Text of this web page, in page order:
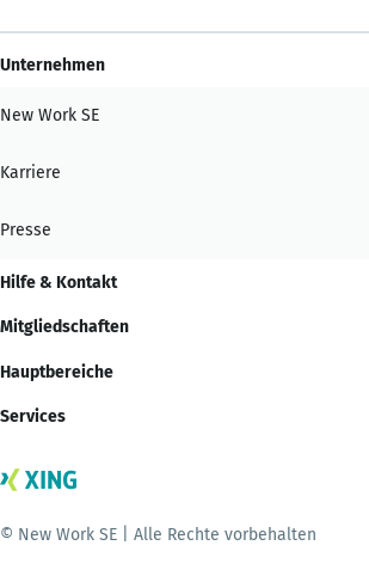
Unternehmen
New Work SE
Karriere
Presse
Hilfe & Kontakt
Mitgliedschaften
Hauptbereiche
Services
© New Work SE | Alle Rechte vorbehalten